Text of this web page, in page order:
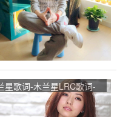
星歌词-木兰星LRC歌词-
颖